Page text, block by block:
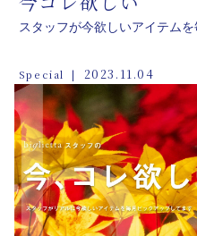
スタッフが今欲しいアイテム
Special 2023.11.04